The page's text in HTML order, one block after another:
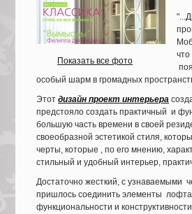
Показать все фото
особый шарм в громадных
Этот дизайн проект интерьера
предстояло создать практичный и
большую часть времени в своей
своеобразной эстетикой стиля,
черты, которые , по его мнению,
стильный и удобный интерьер,
Достаточно жесткий, с узнаваемыми
пришлось соединить элементы
функциональности и